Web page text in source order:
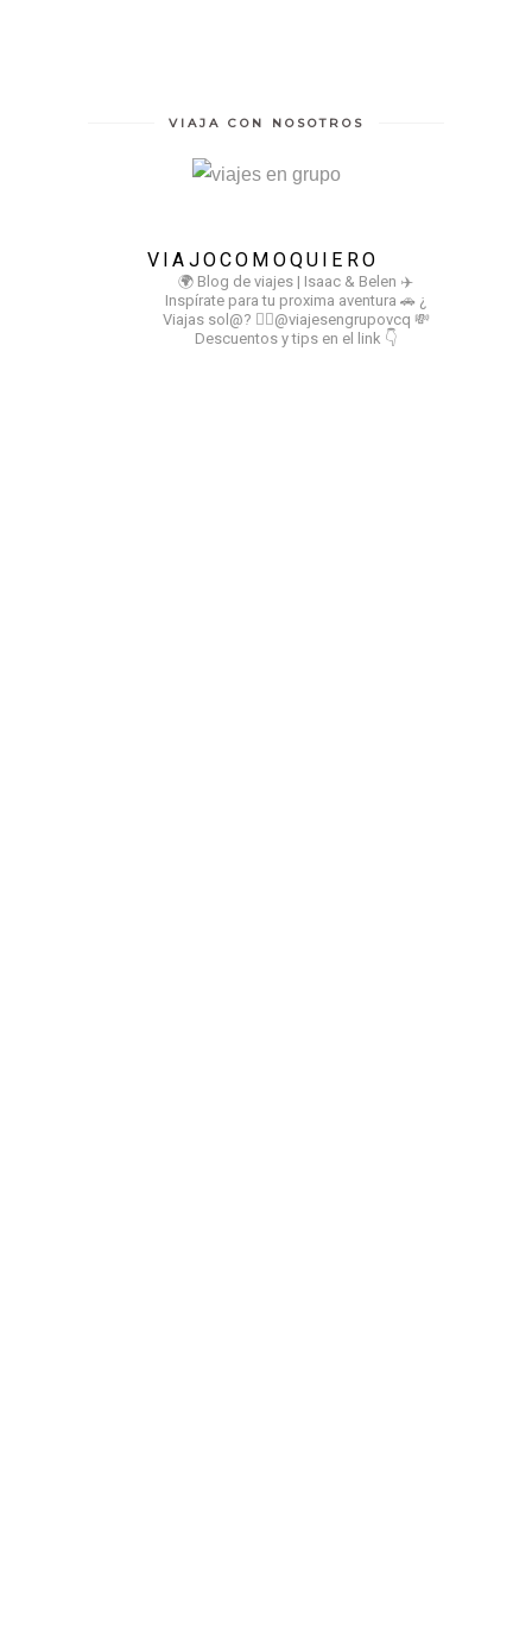
VIAJA CON NOSOTROS
VIAJOCOMOQUIERO
🌍 Blog de viajes | Isaac & Belen ✈️
Inspírate para tu proxima aventura 🚗 ¿
Viajas sol@? 👉🏻@viajesengrupovcq 💸
Descuentos y tips en el link 👇